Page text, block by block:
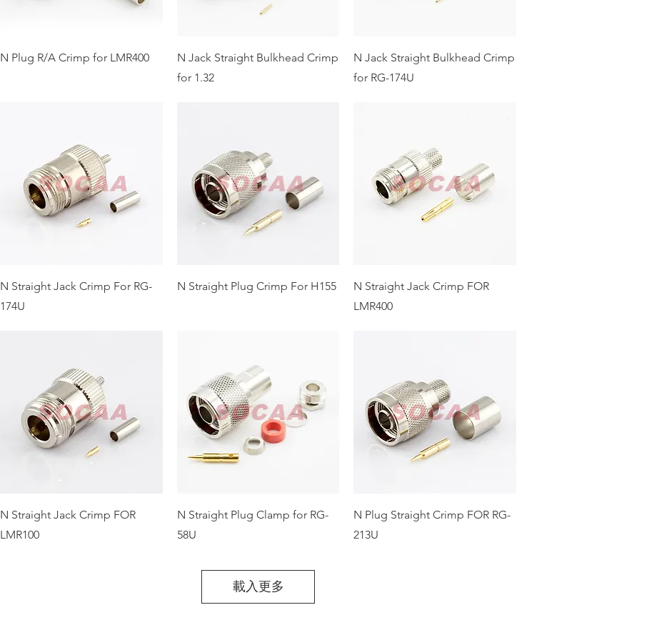
N Plug R/A Crimp for LMR400
N Jack Straight Bulkhead Crimp
for 1.32
N Jack Straight Bulkhead Crimp
for RG-174U
N Straight Jack Crimp For RG-
174U
N Straight Plug Crimp For H155
N Straight Jack Crimp FOR
LMR400
N Straight Jack Crimp FOR
LMR100
N Straight Plug Clamp for RG-
58U
N Plug Straight Crimp FOR RG-
213U
載入更多